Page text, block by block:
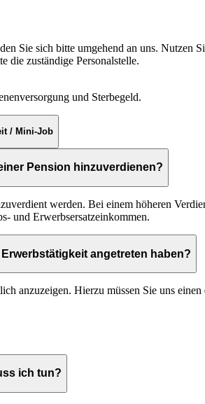
Sie sich bitte umgehend an uns. Nutzen
die zuständige Personalstelle.
und Sterbegeld.
/ Mini-Job
Pension hinzuverdienen?
werden. Bei einem höheren
und Erwerbsersatzeinkommen.
angetreten haben?
anzuzeigen. Hierzu müssen Sie uns
ich tun?